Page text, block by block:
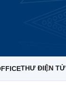
THƯ ĐIỆN TỬ